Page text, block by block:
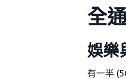
全
娛樂
有一半